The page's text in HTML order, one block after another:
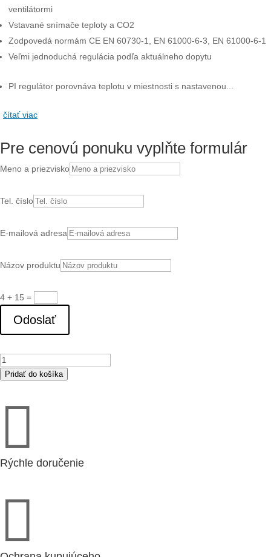
ventilátormi
Vstavané snímače teploty a CO2
Zodpovedá normám CE EN 60730-1, EN 61000-6-3, EN 61000-6-1
Veľmi jednoduchá regulácia podľa aktuálneho dopytu
PI regulátor porovnáva teplotu v miestnosti s nastavenou...
čítať viac
Pre cenovú ponuku vyplňte formulár
Meno a priezvisko
Tel. číslo
E-mailová adresa
Názov produktu
4 + 15 =
Odoslať
množstvo
EC-Pridať do košíka

Rýchle doručenie
